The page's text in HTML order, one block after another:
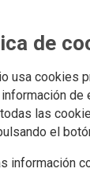
de
usa cookies
las
el
información